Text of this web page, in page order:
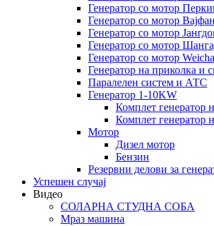
Генератор со мотор
Генератор со мотор
Генератор со мотор
Генератор со мотор
Генератор со мотор
Генератор на приколка и
Паралелен систем и АТС
Генератор 1-10KW
Комплет генератор
Комплет генератор
Мотор
Дизел мотор
Бензин
Резервни делови за
Успешен случај
Видео
СОЛАРНА СТУДНА СОБА
Мраз машина